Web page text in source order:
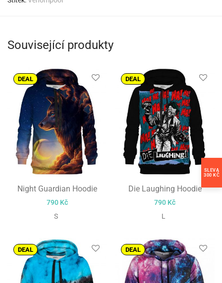
Související produkty
DEAL
Night Guardian Hoodie
790 Kč
S
DEAL
Die Laughing Hoodie
790 Kč
L
DEAL DEAL
SLEVA
300 KČ